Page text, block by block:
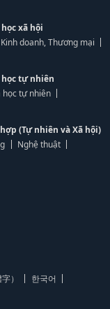
xã hội
doanh, Thương mại
học tự nhiên
học tự nhiên
(Tự nhiên và Xã hội)
Nghệ thuật
）
한국어